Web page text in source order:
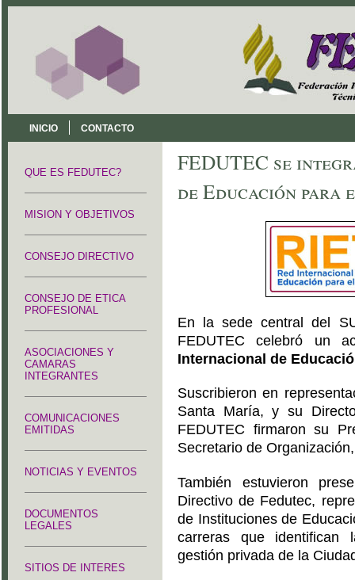
INICIO CONTACTO
QUE ES FEDUTEC?
MISION Y OBJETIVOS
CONSEJO DIRECTIVO
CONSEJO DE ETICA
PROFESIONAL
ASOCIACIONES Y
CAMARAS
INTEGRANTES
COMUNICACIONES
EMITIDAS
NOTICIAS Y EVENTOS
DOCUMENTOS
LEGALES
SITIOS DE INTERES
FEDUTEC se
de Educación para
En la sede central del
FEDUTEC celebró un
Internacional de
Suscribieron en
Santa María, y su
FEDUTEC firmaron su
Secretario de
También estuvieron
Directivo de Fedutec,
de Instituciones de
carreras que identifican
gestión privada de la